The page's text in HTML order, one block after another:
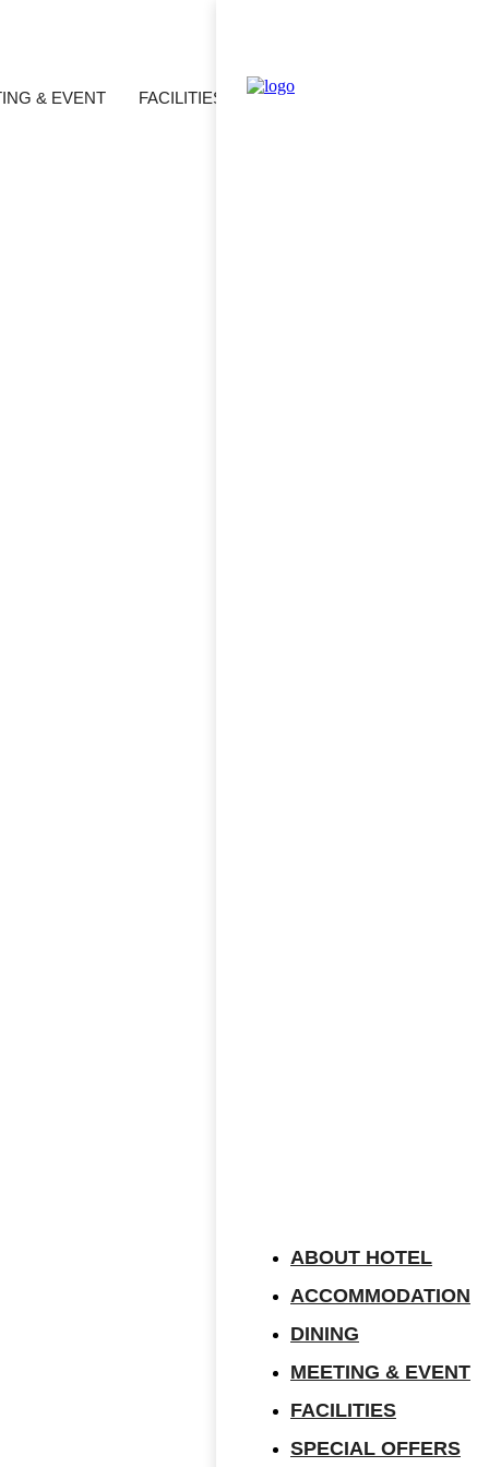
& EVENT FACILITIES SPECIAL OFFERS
ABOUT HOTEL
ACCOMMODATION
DINING
MEETING & EVENT
FACILITIES
SPECIAL OFFERS